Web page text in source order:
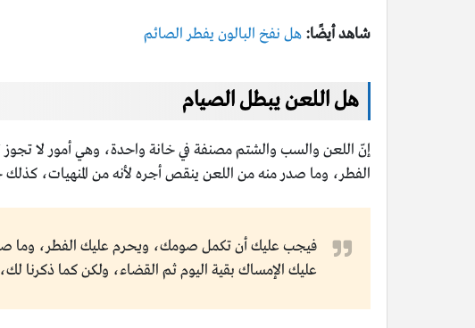
شاهد أيضًا: هل نفخ البالون يفطر الصائم
هل اللعن يبطل الصيام
إنّ اللعن والسب والشتم مصنفة في خانة واحدة، وهي أمور لا تجوز
الفطر، وما صدر منه من اللعن ينقص أجره لأنه من المنهيات،
فيجب عليك أن تكمل صومك، ويحرم عليك الفطر، وما
عليك الإمساك بقية اليوم ثم القضاء، ولكن كما ذكرنا